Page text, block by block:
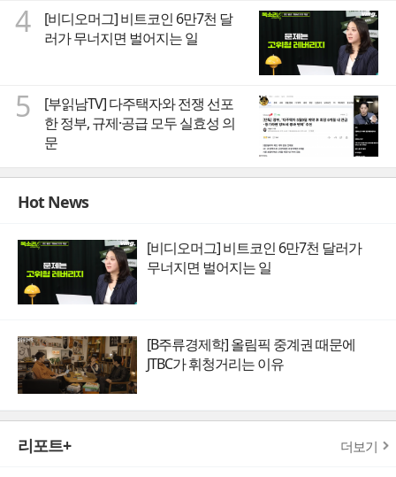
4
[비디오머그] 비트코인 6만7천 달
러가 무너지면 벌어지는 일
5
[부읽남TV] 다주택자와 전쟁 선포
한 정부, 규제·공급 모두 실효성 의
문
Hot News
[비디오머그] 비트코인 6만7천 달러가
무너지면 벌어지는 일
[B주류경제학] 올림픽 중계권 때문에
JTBC가 휘청거리는 이유
리포트+ 더보기